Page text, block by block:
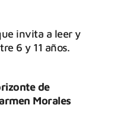
invita a leer y
6 y 11 años.
de
Morales